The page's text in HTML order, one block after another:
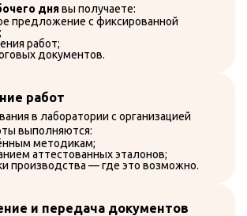
в ФГИС "Аршин"
03
03
бульвар, 1к2
днявы получаете:
предложение с фиксированной
работ;
документов.
работ
в лаборатории с организацией
выполняются:
методикам;
аттестованных эталонов;
производства — где это возможно.
и передача документов